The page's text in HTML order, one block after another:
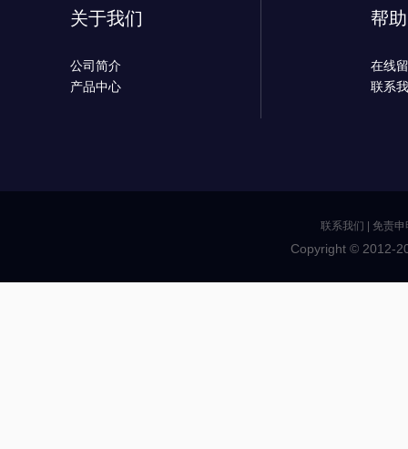
关于我们
公司简介
产品中心
帮
在线
联系
联系我们 免责申
Copyright © 2012-